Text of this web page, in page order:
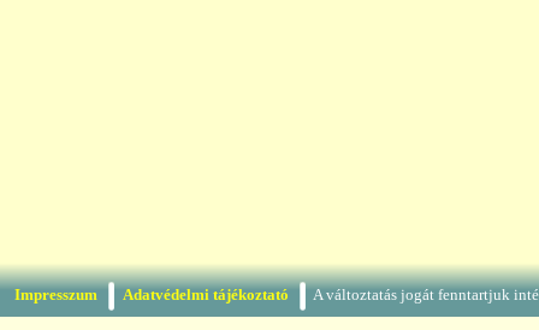
Impresszum Adatvédelmi tájékoztató A változtatás jogát fenntartjuk